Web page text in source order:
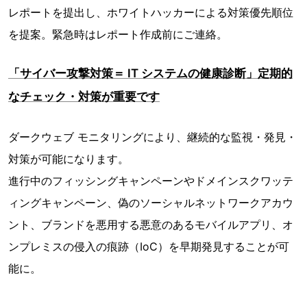
レポートを提出し、ホワイトハッカーによる対策優先順位
を提案。緊急時はレポート作成前にご連絡。
「サイバー攻撃対策＝ IT システムの健康診断」定期的
なチェック・対策が重要です
ダークウェブ モニタリングにより、継続的な監視・発見・
対策が可能になります。
進行中のフィッシングキャンペーンやドメインスクワッテ
ィングキャンペーン、偽のソーシャルネットワークアカウ
ント、ブランドを悪用する悪意のあるモバイルアプリ、オ
ンプレミスの侵入の痕跡（IoC）を早期発見することが可
能に。